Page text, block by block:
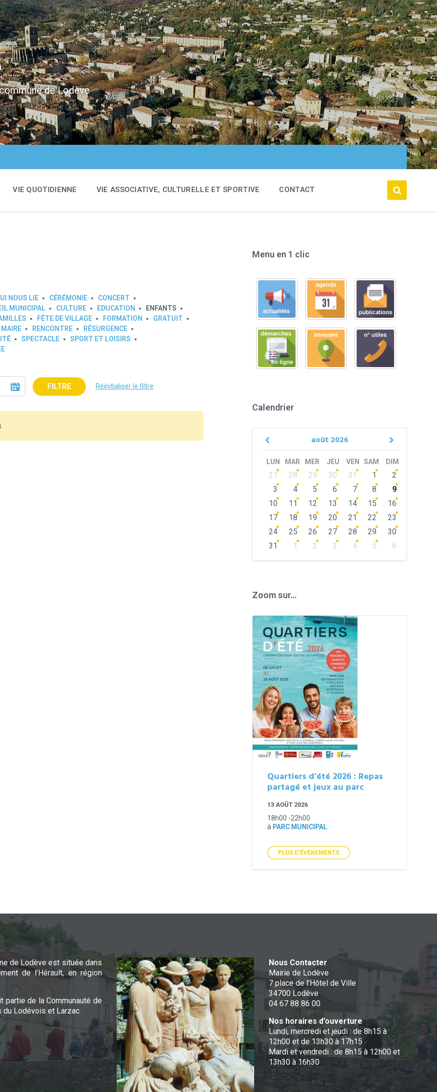
de Lodève
VIE QUOTIDIENNE VIE ASSOCIATIVE, CULTURELLE ET SPORTIVE CONTACT
NOUS LIE CÉRÉMONIE
CONCERT
MUNICIPAL CULTURE EDUCATION
ENFANTS
FÊTE DE VILLAGE FORMATION
GRATUIT
MAIRE RENCONTRE
RÉSURGENCE
SPECTACLE
SPORT ET LOISIRS
FILTRE Réinitialiser le filtre
Menu en 1 clic
Calendrier
août 2026
Previous
Next
LUN MAR MER JEU VEN SAM DIM
Skip
calendar
days
27 28 29 30 31 1
2
3
4 5 6 7 8
9
10
11 12 13 14 15
16
17
18 19 20 21 22
23
24
25 26 27 28 29
30
31
1 2 3 4 5
6
Zoom sur…
Quartiers d’été 2026 : Repas
partagé et jeux au parc
13 AOÛT 2026
18h00 -22h00
à PARC MUNICIPAL
PLUS D'ÉVÉNEMENTS
de Lodève est située dans
de l'Hérault, en région
partie de la Communauté de
du Lodévois et Larzac.
Nous Contacter
Mairie de Lodève
7 place de l'Hôtel de Ville
34700 Lodève
04 67 88 86 00
Nos horaires d’ouverture
Lundi, mercredi et jeudi : de 8h15 à
12h00 et de 13h30 à 17h15
Mardi et vendredi : de 8h15 à 12h00 et
13h30 à 16h30